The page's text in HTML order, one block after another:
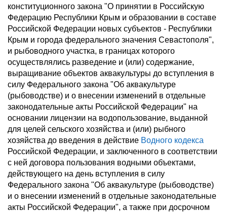
конституционного закона "О принятии в Российскую
Федерацию Республики Крым и образовании в составе
Российской Федерации новых субъектов - Республики
Крым и города федерального значения Севастополя",
и рыбоводного участка, в границах которого
осуществлялись разведение и (или) содержание,
выращивание объектов аквакультуры до вступления в
силу Федерального закона "Об аквакультуре
(рыбоводстве) и о внесении изменений в отдельные
законодательные акты Российской Федерации" на
основании лицензии на водопользование, выданной
для целей сельского хозяйства и (или) рыбного
хозяйства до введения в действие Водного кодекса
Российской Федерации, и заключенного в соответствии
с ней договора пользования водными объектами,
действующего на день вступления в силу
Федерального закона "Об аквакультуре (рыбоводстве)
и о внесении изменений в отдельные законодательные
акты Российской Федерации", а также при досрочном